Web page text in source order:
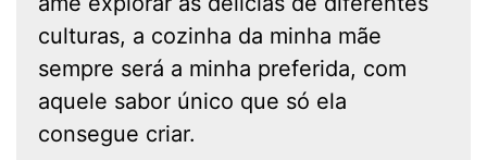
culturas, a cozinha da minha mãe
sempre será a minha preferida, com
aquele sabor único que só ela
consegue criar.